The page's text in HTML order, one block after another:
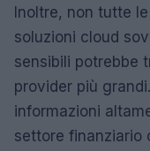
Inoltre, non tutte
soluzioni cloud
sensibili potrebbe
provider più
informazioni
settore finanziario